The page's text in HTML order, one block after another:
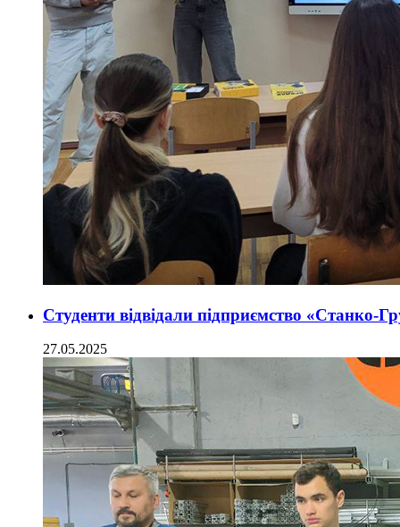
Студенти відвідали підприємство «Станко-
27.05.2025